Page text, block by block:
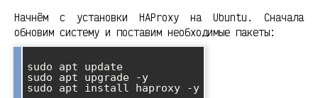
Начнём с установки HAProxy на Ubuntu. Сначала
обновим систему и поставим необходимые пакеты:
sudo apt update
sudo apt upgrade -y
sudo apt install haproxy -y